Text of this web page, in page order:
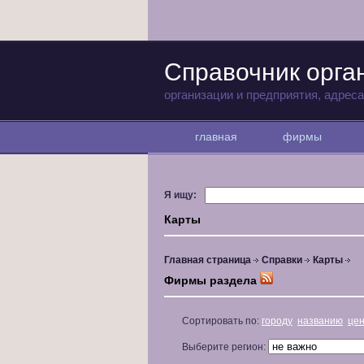
Справочник
организации и предприятия,
главная фирмы
Я ищу:
Карты
Главная страница Справки Карты
Фирмы раздела
Сортировать по: городу названию
Выберите регион: